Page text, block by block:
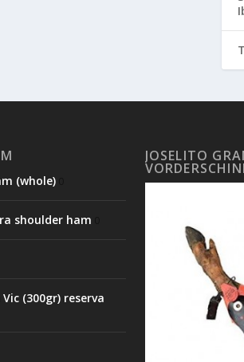
(whole)
shoulder ham
(300gr) reserva
JOSELITO